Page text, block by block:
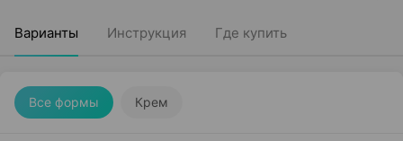
Варианты Инструкция Где купить
Все формы Крем